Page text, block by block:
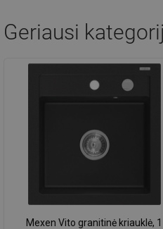
Geriausi
Mexen Vito granitinė kriauklė, 1